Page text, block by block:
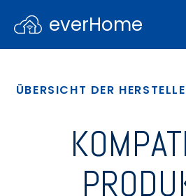
everHome
ÜBERSICHT DER